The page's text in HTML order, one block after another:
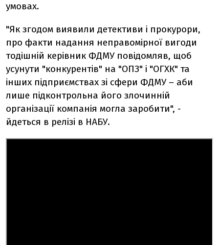
умовах.
"Як згодом виявили детективи і прокурори,
про факти надання неправомірної вигоди
тодішній керівник ФДМУ повідомляв, щоб
усунути "конкурентів" на "ОПЗ" і "ОГХК" та
інших підприємствах зі сфери ФДМУ – аби
лише підконтрольна його злочинній
організації компанія могла заробити", -
йдеться в релізі в НАБУ.